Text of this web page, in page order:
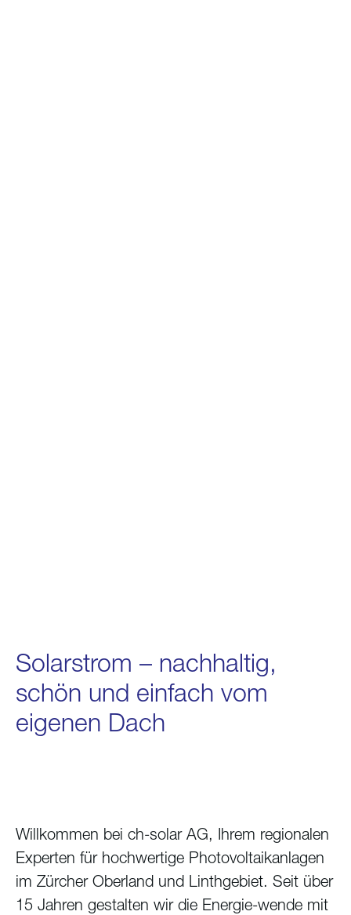
Solarstrom – nachhaltig,
schön und einfach vom
eigenen Dach
Willkommen bei ch-solar AG, Ihrem regionalen
Experten für hochwertige Photovoltaikanlagen
im Zürcher Oberland und Linthgebiet. Seit über
15 Jahren gestalten wir die Energie-wende mit